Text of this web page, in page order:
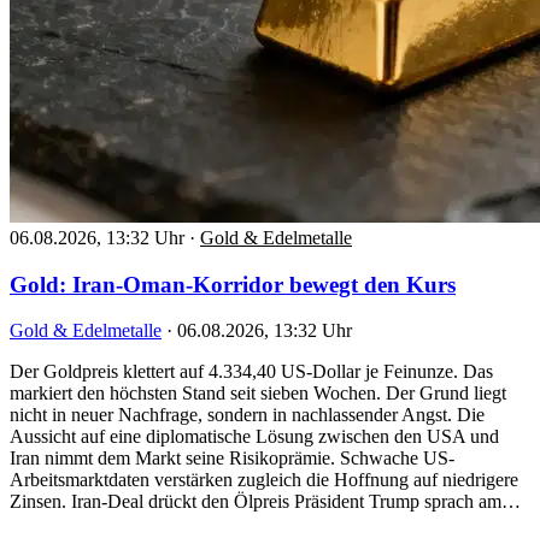
06.08.2026, 13:32 Uhr · Gold & Edelmetalle
Gold: Iran-Oman-Korridor bewegt den Kurs
Gold & Edelmetalle · 06.08.2026, 13:32 Uhr
Der Goldpreis klettert auf 4.334,40 US-Dollar je Feinunze. Das
markiert den höchsten Stand seit sieben Wochen. Der Grund liegt
nicht in neuer Nachfrage, sondern in nachlassender Angst. Die
Aussicht auf eine diplomatische Lösung zwischen den USA und
Iran nimmt dem Markt seine Risikoprämie. Schwache US-
Arbeitsmarktdaten verstärken zugleich die Hoffnung auf niedrigere
Zinsen. Iran-Deal drückt den Ölpreis Präsident Trump sprach am…